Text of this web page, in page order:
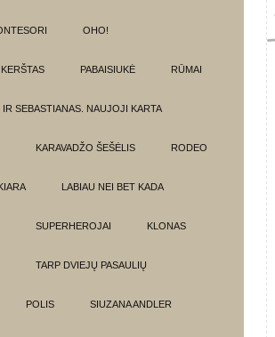
OHO!
PABAISIUKĖ RŪMAI
SEBASTIANAS. NAUJOJI KARTA
KARAVADŽO ŠEŠĖLIS RODEO
LABIAU NEI BET KADA
SUPERHEROJAI KLONAS
TARP DVIEJŲ PASAULIŲ
POLIS SIUZANA ANDLER